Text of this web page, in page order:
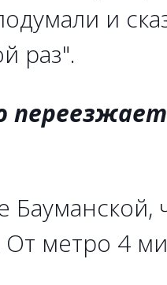
и
раз".
Бауманской,
От метро 4